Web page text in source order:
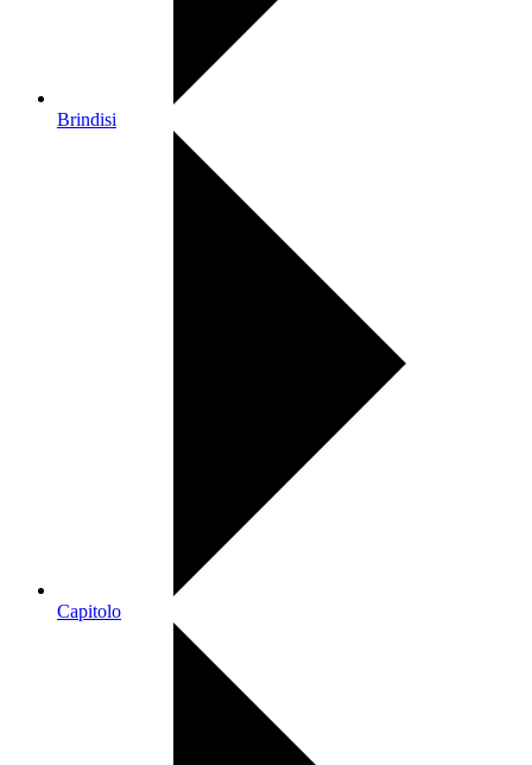
Brindisi
Capitolo